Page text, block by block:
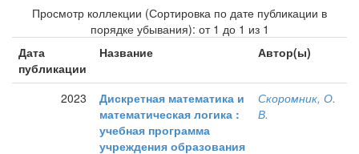
Просмотр коллекции (Сортировка по дате публикации в
порядке убывания): от 1 до 1 из 1
Дата
публикации
Название Автор(ы)
2023
Дискретная математика и
математическая логика :
учебная программа
учреждения образования
Скоромник, О.
В.